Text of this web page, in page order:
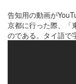
告知用の動画が
京都に行った際、「
のである。タイ語で